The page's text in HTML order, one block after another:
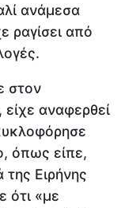
ανάμεσα
ραγίσει από
στον
αναφερθεί
όπως είπε,
Ειρήνης
ότι «με